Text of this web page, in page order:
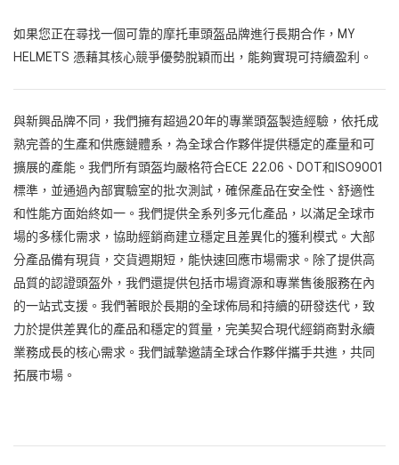
如果您正在尋找一個可靠的摩托車頭盔品牌進行長期合作，MY
HELMETS 憑藉其核心競爭優勢脫穎而出，能夠實現可持續盈利。
與新興品牌不同，我們擁有超過20年的專業頭盔製造經驗，依托成
熟完善的生產和供應鏈體系，為全球合作夥伴提供穩定的產量和可
擴展的產能。我們所有頭盔均嚴格符合ECE 22.06、DOT和ISO9001
標準，並通過內部實驗室的批次測試，確保產品在安全性、舒適性
和性能方面始終如一。我們提供全系列多元化產品，以滿足全球市
場的多樣化需求，協助經銷商建立穩定且差異化的獲利模式。大部
分產品備有現貨，交貨週期短，能快速回應市場需求。除了提供高
品質的認證頭盔外，我們還提供包括市場資源和專業售後服務在內
的一站式支援。我們著眼於長期的全球佈局和持續的研發迭代，致
力於提供差異化的產品和穩定的質量，完美契合現代經銷商對永續
業務成長的核心需求。我們誠摯邀請全球合作夥伴攜手共進，共同
拓展市場。